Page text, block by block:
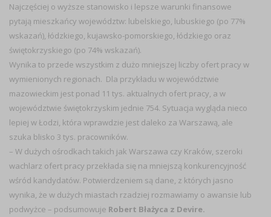
Najczęściej o wyższe stanowisko i lepsze warunki finansowe
pytają mieszkańcy województw: lubelskiego, lubuskiego (po 77%
wskazań), łódzkiego, kujawsko-pomorskiego, łódzkiego oraz
świętokrzyskiego (po 74% wskazań).
Wynika to przede wszystkim z dużo mniejszej liczby ofert pracy w
wymienionych regionach. Dla przykładu w województwie
mazowieckim jest ponad 11 tys. aktualnych ofert pracy, a w
województwie świętokrzyskim jednie 754. Sytuacja wygląda nieco
lepiej w Łodzi, która wprawdzie jest daleko za Warszawą, ale
szuka blisko 3 tys. pracowników.
– W dużych ośrodkach takich jak Warszawa czy Kraków, szeroki
wachlarz ofert pracy przekłada się na mniejszą konkurencyjność
wśród kandydatów. Potwierdzeniem są dane, z których jasno
wynika, że w dużych miastach rzadziej rozmawiamy o awansie lub
podwyżce – podsumowuje Robert Błażyca z Devire.